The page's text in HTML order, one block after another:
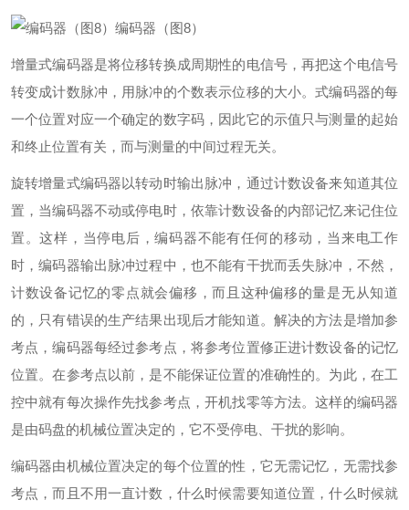
编码器（图8）
增量式编码器是将位移转换成周期性的电信号，再把这个电信号
转变成计数脉冲，用脉冲的个数表示位移的大小。式编码器的每
一个位置对应一个确定的数字码，因此它的示值只与测量的起始
和终止位置有关，而与测量的中间过程无关。
旋转增量式编码器以转动时输出脉冲，通过计数设备来知道其位
置，当编码器不动或停电时，依靠计数设备的内部记忆来记住位
置。这样，当停电后，编码器不能有任何的移动，当来电工作
时，编码器输出脉冲过程中，也不能有干扰而丢失脉冲，不然，
计数设备记忆的零点就会偏移，而且这种偏移的量是无从知道
的，只有错误的生产结果出现后才能知道。解决的方法是增加参
考点，编码器每经过参考点，将参考位置修正进计数设备的记忆
位置。在参考点以前，是不能保证位置的准确性的。为此，在工
控中就有每次操作先找参考点，开机找零等方法。这样的编码器
是由码盘的机械位置决定的，它不受停电、干扰的影响。
编码器由机械位置决定的每个位置的性，它无需记忆，无需找参
考点，而且不用一直计数，什么时候需要知道位置，什么时候就